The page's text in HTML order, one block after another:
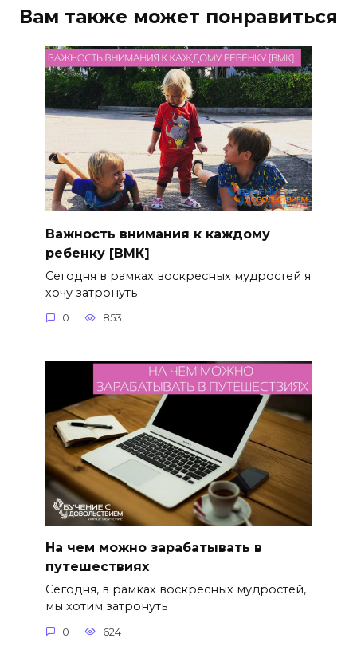
Вам также может понравиться
Важность внимания к каждому
ребенку [ВМК]
Сегодня в рамках воскресных мудростей я
хочу затронуть
0 853
На чем можно зарабатывать в
путешествиях
Сегодня, в рамках воскресных мудростей,
мы хотим затронуть
0 624